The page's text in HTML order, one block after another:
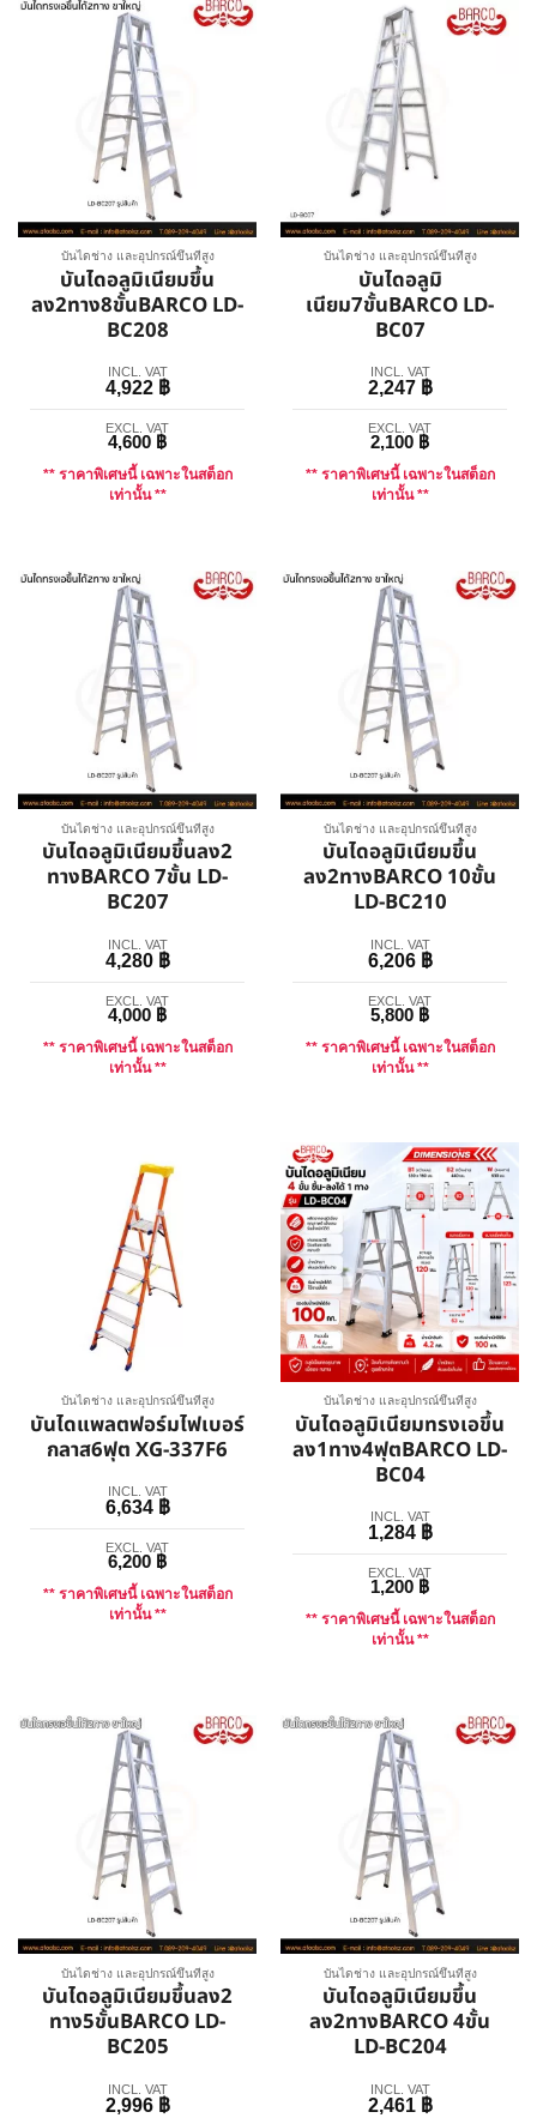
บันไดช่าง และอุปกรณ์ขึ้นที่สูง
บันไดอลูมิเนียมขึ้น
ลง2ทาง8ขั้นBARCO LD-
BC208
INCL. VAT
4,922 ฿
EXCL. VAT
4,600 ฿
** ราคาพิเศษนี้ เฉพาะในสต็อก
เท่านั้น **
บันไดช่าง และอุปกรณ์ขึ้นที่สูง
บันไดอลูมิ
เนียม7ขั้นBARCO LD-
BC07
INCL. VAT
2,247 ฿
EXCL. VAT
2,100 ฿
** ราคาพิเศษนี้ เฉพาะในสต็อก
เท่านั้น **
บันไดช่าง และอุปกรณ์ขึ้นที่สูง
บันไดอลูมิเนียมขึ้นลง2
ทางBARCO 7ขั้น LD-
BC207
INCL. VAT
4,280 ฿
EXCL. VAT
4,000 ฿
** ราคาพิเศษนี้ เฉพาะในสต็อก
เท่านั้น **
บันไดช่าง และอุปกรณ์ขึ้นที่สูง
บันไดอลูมิเนียมขึ้น
ลง2ทางBARCO 10ขั้น
LD-BC210
INCL. VAT
6,206 ฿
EXCL. VAT
5,800 ฿
** ราคาพิเศษนี้ เฉพาะในสต็อก
เท่านั้น **
บันไดช่าง และอุปกรณ์ขึ้นที่สูง
บันไดแพลตฟอร์มไฟเบอร์
กลาส6ฟุต XG-337F6
INCL. VAT
6,634 ฿
EXCL. VAT
6,200 ฿
** ราคาพิเศษนี้ เฉพาะในสต็อก
เท่านั้น **
บันไดช่าง และอุปกรณ์ขึ้นที่สูง
บันไดอลูมิเนียมทรงเอขึ้น
ลง1ทาง4ฟุตBARCO LD-
BC04
INCL. VAT
1,284 ฿
EXCL. VAT
1,200 ฿
** ราคาพิเศษนี้ เฉพาะในสต็อก
เท่านั้น **
บันไดช่าง และอุปกรณ์ขึ้นที่สูง
บันไดอลูมิเนียมขึ้นลง2
ทาง5ขั้นBARCO LD-
BC205
INCL. VAT
2,996 ฿
บันไดช่าง และอุปกรณ์ขึ้นที่สูง
บันไดอลูมิเนียมขึ้น
ลง2ทางBARCO 4ขั้น
LD-BC204
INCL. VAT
2,461 ฿